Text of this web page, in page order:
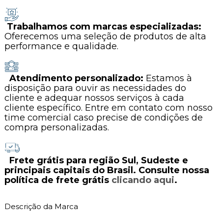
Trabalhamos com marcas especializadas:
Oferecemos uma seleção de produtos de alta
performance e qualidade.
Atendimento personalizado: Estamos à
disposição para ouvir as necessidades do
cliente e adequar nossos serviços à cada
cliente específico. Entre em contato com nosso
time comercial caso precise de condições de
compra personalizadas.
Frete grátis para região Sul, Sudeste e
principais capitais do Brasil. Consulte nossa
política de frete grátis clicando aqui.
Descrição da Marca